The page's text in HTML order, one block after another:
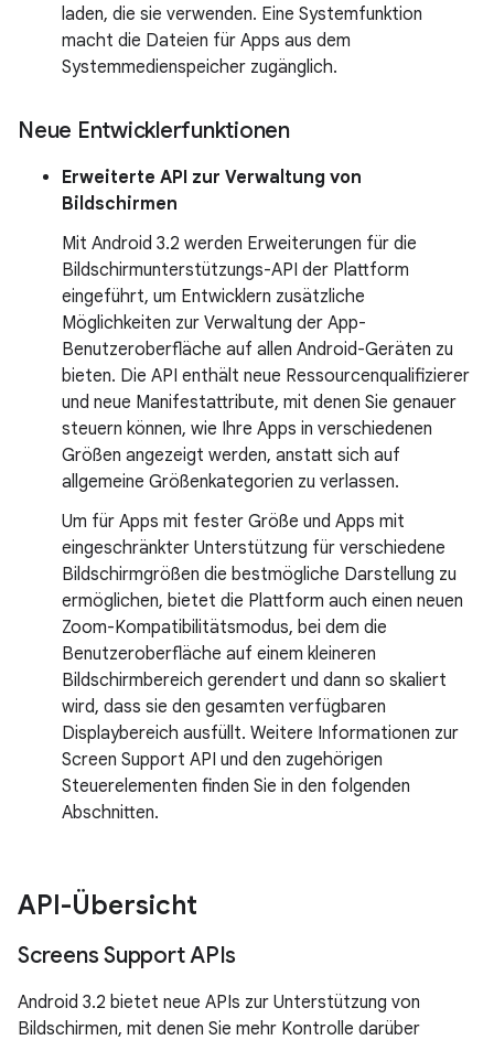
laden, die sie verwenden. Eine Systemfunktion
macht die Dateien für Apps aus dem
Systemmedienspeicher zugänglich.
Neue Entwicklerfunktionen
Erweiterte API zur Verwaltung von
Bildschirmen
Mit Android 3.2 werden Erweiterungen für die
Bildschirmunterstützungs-API der Plattform
eingeführt, um Entwicklern zusätzliche
Möglichkeiten zur Verwaltung der App-
Benutzeroberfläche auf allen Android-Geräten zu
bieten. Die API enthält neue Ressourcenqualifizierer
und neue Manifestattribute, mit denen Sie genauer
steuern können, wie Ihre Apps in verschiedenen
Größen angezeigt werden, anstatt sich auf
allgemeine Größenkategorien zu verlassen.
Um für Apps mit fester Größe und Apps mit
eingeschränkter Unterstützung für verschiedene
Bildschirmgrößen die bestmögliche Darstellung zu
ermöglichen, bietet die Plattform auch einen neuen
Zoom-Kompatibilitätsmodus, bei dem die
Benutzeroberfläche auf einem kleineren
Bildschirmbereich gerendert und dann so skaliert
wird, dass sie den gesamten verfügbaren
Displaybereich ausfüllt. Weitere Informationen zur
Screen Support API und den zugehörigen
Steuerelementen finden Sie in den folgenden
Abschnitten.
API-Übersicht
Screens Support APIs
Android 3.2 bietet neue APIs zur Unterstützung von
Bildschirmen, mit denen Sie mehr Kontrolle darüber